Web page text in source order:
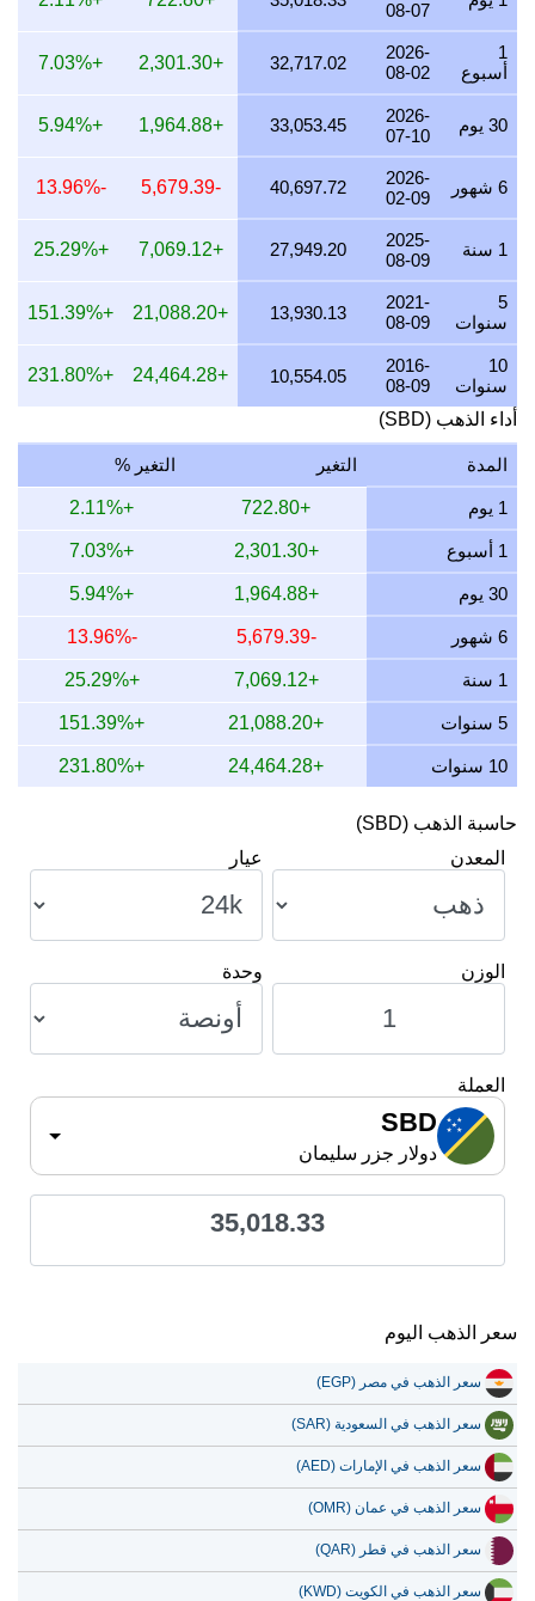
27 يوليو 2026 32,984.10
1,060.44
26 يوليو 2026 32,717.02
1,051.85
963.50
788.89
25 يوليو 2026 32,717.02
1,051.85
963.50
788.89
24 يوليو 2026 32,850.02
1,056.13
22 يوليو 2026 33,504.83
1,077.18
986.70
807.89
20 يوليو 2026
19 يوليو 2026 32,415.11
1,042.15
954.61
781.61
18 يوليو 2026
17 يوليو 2026 32,415.11
954.61
16 يوليو 2026 32,156.82
1,033.84
947.00
775.38
15 يوليو 2026 32,784.72
1,054.03
965.49
790.52
14 يوليو 2026 32,758.30
1,053.18
964.71
789.88
13 يوليو 2026 32,194.33
1,035.05
948.10
776.29
12 يوليو 2026 33,121.74
1,064.86
975.42
798.65
11 يوليو 2026 33,189.47
1,067.04
977.41
800.28
08-07
1
أسبوع
2026-
08-02
32,717.02
+2,301.30
+7.03%
30 يوم
2026-
07-10
33,053.45
+1,964.88
+5.94%
6 شهور
2026-
02-09
40,697.72
-5,679.39
-13.96%
1 سنة
2025-
08-09
27,949.20
+7,069.12
+25.29%
5
سنوات
2021-
08-09
13,930.13
+21,088.20
+151.39%
10
سنوات
2016-
08-09
10,554.05
+24,464.28
+231.80%
أداء الذهب (SBD)
المدة التغير التغير %
1 يوم +722.80
+2.11%
1 أسبوع +2,301.30
+7.03%
30 يوم +1,964.88
+5.94%
6 شهور -5,679.39
-13.96%
1 سنة +7,069.12
+25.29%
5 سنوات +21,088.20
+151.39%
10 سنوات +24,464.28
+231.80%
حاسبة الذهب (SBD)
المعدن
عيار
الوزن وحدة
العملة
SBD
دولار جزر سليمان
35,018.33
سعر الذهب اليوم
سعر الذهب في مصر (EGP)
سعر الذهب في السعودية (SAR)
سعر الذهب في الإمارات (AED)
سعر الذهب في عمان (OMR)
سعر الذهب في قطر (QAR)
سعر الذهب في الكويت (KWD)